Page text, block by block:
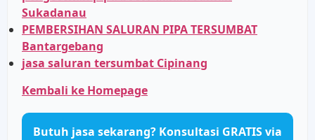
Sukadanau
PEMBERSIHAN SALURAN PIPA TERSUMBAT
Bantargebang
jasa saluran tersumbat Cipinang
Kembali ke Homepage
Butuh jasa sekarang? Konsultasi GRATIS via